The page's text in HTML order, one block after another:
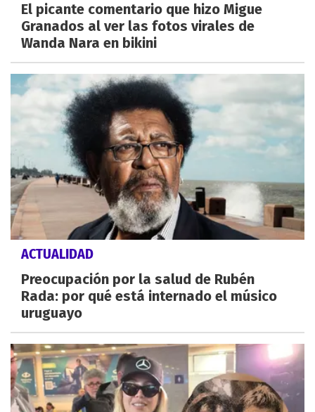
El picante comentario que hizo Migue
Granados al ver las fotos virales de
Wanda Nara en bikini
ACTUALIDAD
Preocupación por la salud de Rubén
Rada: por qué está internado el músico
uruguayo